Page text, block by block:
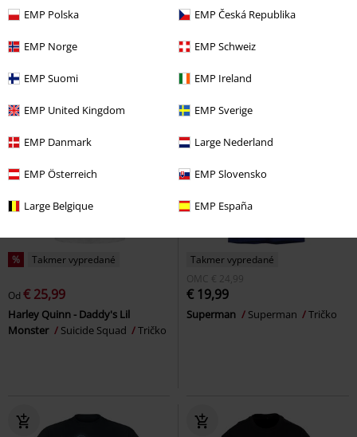
EMP Polska EMP Česká Republika
EMP Norge EMP Schweiz
EMP Suomi EMP Ireland
EMP United Kingdom EMP Sverige
EMP Danmark Large Nederland
EMP Österreich EMP Slovensko
Large Belgique EMP España
Captain Logo Colourful Supergirl
% Takmer vypredané
Od € 25,99
Harley Quinn - Daddy's Lil
Monster
Suicide Squad Tričko
Takmer vypredané
OMC € 24,99
€ 19,99
Superman Superman Tričko